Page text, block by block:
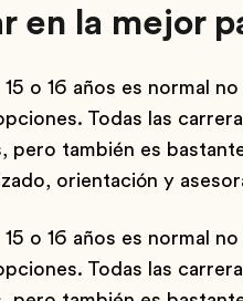
en la mejor
15 o 16 años es normal
Todas las
pero también es
orientación y
15 o 16 años es normal
Todas las